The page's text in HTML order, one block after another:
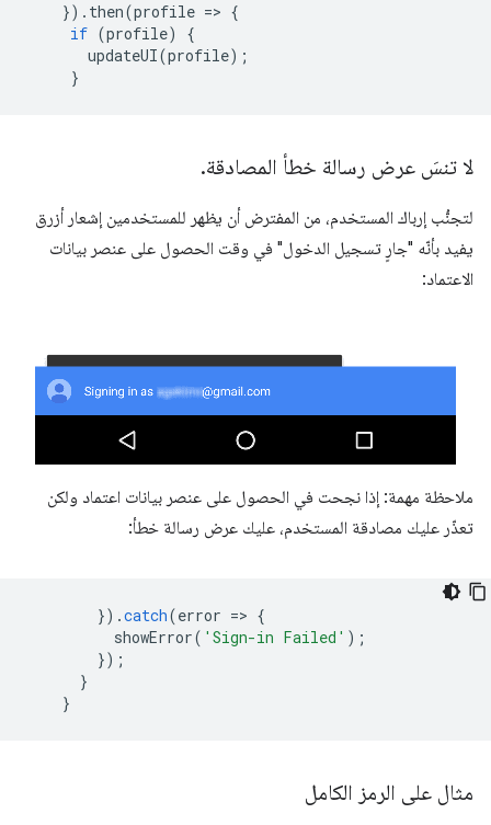
}). then(profile => {
if (profile)
{
updateUI(profile);
}
لا تنسَ عرض رسالة خطأ المصادقة.
لتجنُّب إرباك المستخدم، من المفترض أن يظهر للمستخدمين إشعار أزرق
يفيد بأنّه "جارٍ تسجيل الدخول" في وقت الحصول على عنصر بيانات
الاعتماد:
ملاحظة مهمة: إذا نجحت في الحصول على عنصر بيانات اعتماد ولكن
تعذّر عليك مصادقة المستخدم، عليك عرض رسالة خطأ:
}).catch(error => {
showError( 'Sign-in Failed' );
});
}
}
مثال على الرمز الكامل